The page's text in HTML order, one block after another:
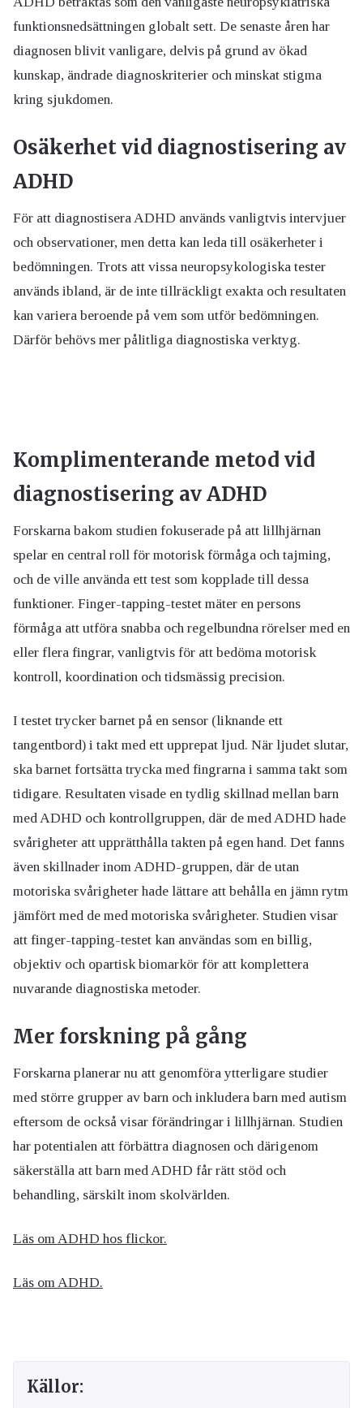
funktionsnedsättningen globalt sett. De senaste åren har
diagnosen blivit vanligare, delvis på grund av ökad
kunskap, ändrade diagnoskriterier och minskat stigma
kring sjukdomen.
Osäkerhet vid diagnostisering av
ADHD
För att diagnostisera ADHD används vanligtvis intervjuer
och observationer, men detta kan leda till osäkerheter i
bedömningen. Trots att vissa neuropsykologiska tester
används ibland, är de inte tillräckligt exakta och resultaten
kan variera beroende på vem som utför bedömningen.
Därför behövs mer pålitliga diagnostiska verktyg.
Komplimenterande metod vid
diagnostisering av ADHD
Forskarna bakom studien fokuserade på att lillhjärnan
spelar en central roll för motorisk förmåga och tajming,
och de ville använda ett test som kopplade till dessa
funktioner. Finger-tapping-testet mäter en persons
förmåga att utföra snabba och regelbundna rörelser med en
eller flera fingrar, vanligtvis för att bedöma motorisk
kontroll, koordination och tidsmässig precision.
I testet trycker barnet på en sensor (liknande ett
tangentbord) i takt med ett upprepat ljud. När ljudet slutar,
ska barnet fortsätta trycka med fingrarna i samma takt som
tidigare. Resultaten visade en tydlig skillnad mellan barn
med ADHD och kontrollgruppen, där de med ADHD hade
svårigheter att upprätthålla takten på egen hand. Det fanns
även skillnader inom ADHD-gruppen, där de utan
motoriska svårigheter hade lättare att behålla en jämn rytm
jämfört med de med motoriska svårigheter. Studien visar
att finger-tapping-testet kan användas som en billig,
objektiv och opartisk biomarkör för att komplettera
nuvarande diagnostiska metoder.
Mer forskning på gång
Forskarna planerar nu att genomföra ytterligare studier
med större grupper av barn och inkludera barn med autism
eftersom de också visar förändringar i lillhjärnan. Studien
har potentialen att förbättra diagnosen och därigenom
säkerställa att barn med ADHD får rätt stöd och
behandling, särskilt inom skolvärlden.
Läs om ADHD hos flickor.
Läs om ADHD.
Källor: